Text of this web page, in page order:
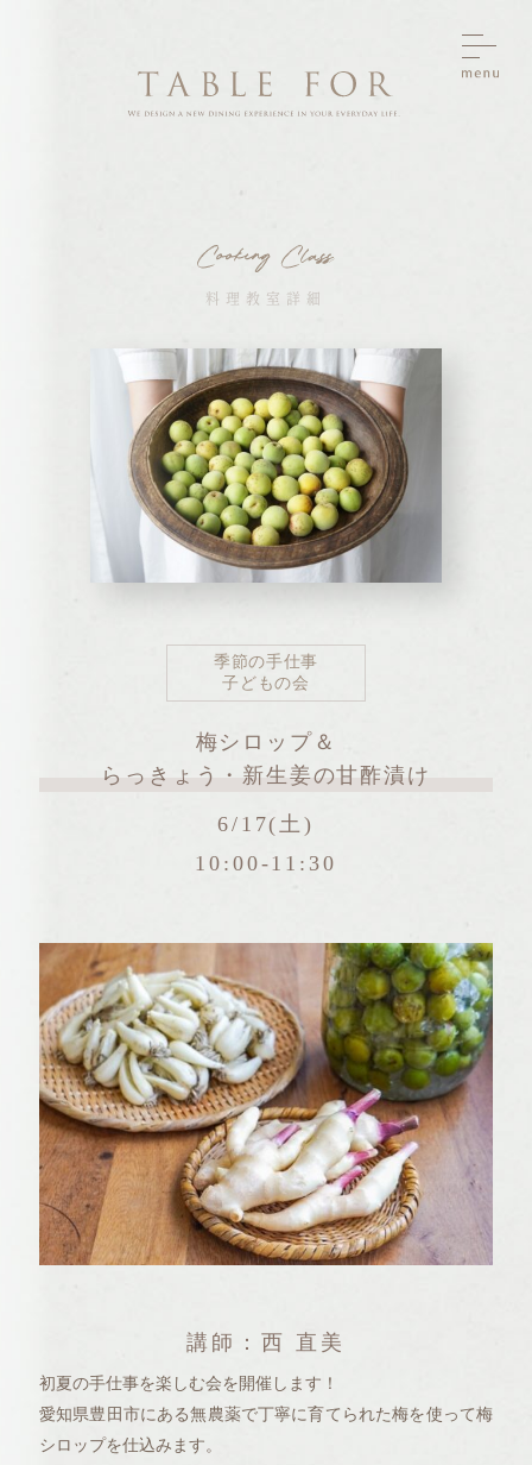
料理教室詳細
季節の手仕事
子どもの会
梅シロップ＆
らっきょう・新生姜の甘酢漬け
6/17(土)
10:00-11:30
講師：西 直美
初夏の手仕事を楽しむ会を開催します！
愛知県豊田市にある無農薬で丁寧に育てられた梅を使って梅
シロップを仕込みます。